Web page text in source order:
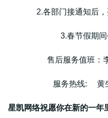
高端网站建设
2.各部门接通知后
3.春节假期
售后服务值班：
服务热线: 黄
星凯网络祝愿你在新的一年